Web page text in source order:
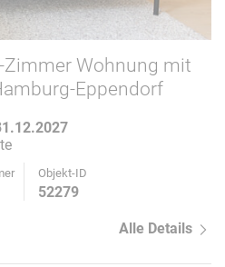
Wohnung mit
Eppendorf
Objekt-ID
52279
Alle Details